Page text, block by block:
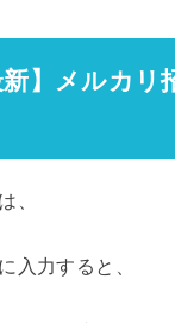
新】メルカ
、
入力すると、